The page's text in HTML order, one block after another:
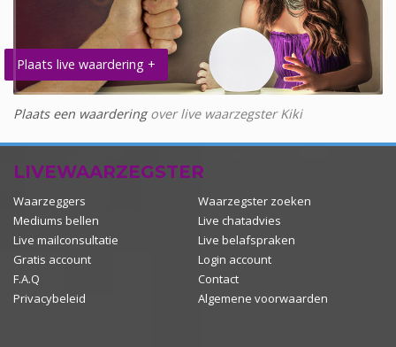
Plaats live waardering +
Plaats een waarderingover live waarzegster Kiki
LIVEWAARZEGSTER
Waarzeggers
Waarzegster zoeken
Mediums bellen
Live chatadvies
Live mailconsultatie
Live belafspraken
Gratis account
Login account
F.A.Q
Contact
Privacybeleid
Algemene voorwaarden